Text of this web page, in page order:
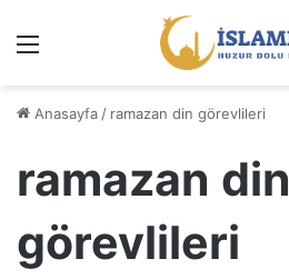
Anasayfa / ramazan din görevlileri
ramazan din
görevlileri